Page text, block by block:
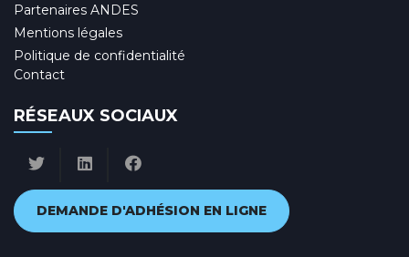
Partenaires ANDES
Mentions légales
Politique de confidentialité
Contact
RÉSEAUX SOCIAUX
DEMANDE D'ADHÉSION EN LIGNE